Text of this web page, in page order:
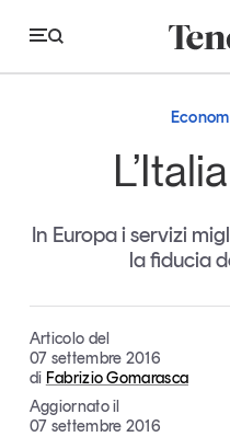
Innovazione
Retail e brand
Sostenibilità
Grandi temi
In Europa i servizi
la fiducia
Articolo del
07 settembre 2016
di Fabrizio Gomarasca
Aggiornato il
07 settembre 2016